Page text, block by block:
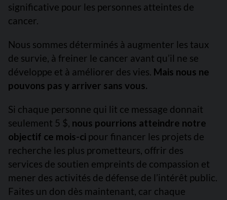
significative pour les personnes atteintes de
cancer.
Nous sommes déterminés à augmenter les taux
de survie, à freiner le cancer avant qu’il ne se
développe et à améliorer des vies. Mais nous ne
pouvons pas y arriver sans vous.
Si chaque personne qui lit ce message donnait
seulement 5 $, nous pourrions atteindre notre
objectif ce mois-ci pour financer les projets de
recherche les plus prometteurs, offrir des
services de soutien empreints de compassion et
mener des activités de défense de l’intérêt public.
Faites un don dès maintenant, car chaque